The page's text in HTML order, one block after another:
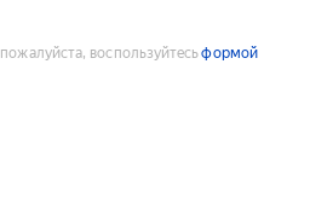
воспользуйтесьформой